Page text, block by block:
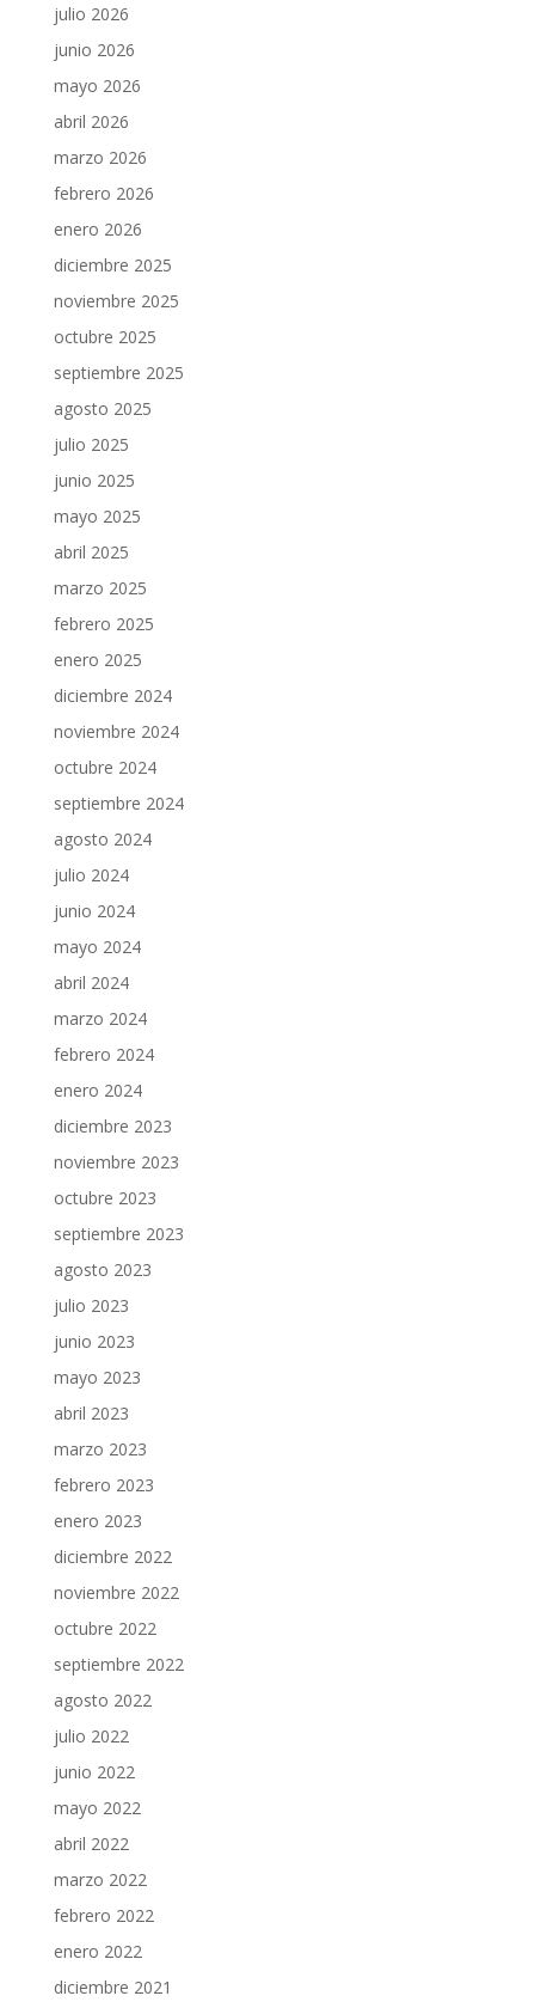
julio 2026
junio 2026
mayo 2026
abril 2026
marzo 2026
febrero 2026
enero 2026
diciembre 2025
noviembre 2025
octubre 2025
septiembre 2025
agosto 2025
julio 2025
junio 2025
mayo 2025
abril 2025
marzo 2025
febrero 2025
enero 2025
diciembre 2024
noviembre 2024
octubre 2024
septiembre 2024
agosto 2024
julio 2024
junio 2024
mayo 2024
abril 2024
marzo 2024
febrero 2024
enero 2024
diciembre 2023
noviembre 2023
octubre 2023
septiembre 2023
agosto 2023
julio 2023
junio 2023
mayo 2023
abril 2023
marzo 2023
febrero 2023
enero 2023
diciembre 2022
noviembre 2022
octubre 2022
septiembre 2022
agosto 2022
julio 2022
junio 2022
mayo 2022
abril 2022
marzo 2022
febrero 2022
enero 2022
diciembre 2021